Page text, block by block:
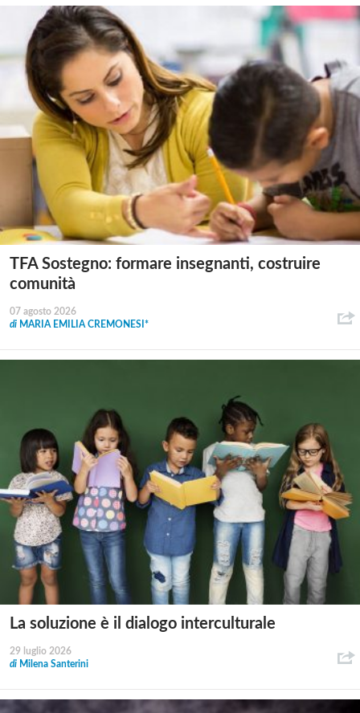
TFA Sostegno: formare insegnanti, costruire
comunità
07 agosto 2026
di MARIA EMILIA CREMONESI*
La soluzione è il dialogo interculturale
29 luglio 2026
di Milena Santerini